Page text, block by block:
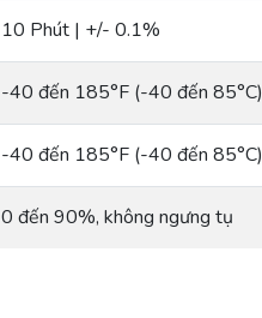
10 Phút | +/- 0.1%
-40 đến 185°F (-40 đến 85°C)
-40 đến 185°F (-40 đến 85°C)
0 đến 90%, không ngưng tụ